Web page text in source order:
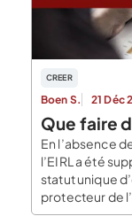
CREER
Boen S. 21 Déc
Que faire
En l’absence
l’EIRL a été
statut unique
protecteur de
Mais alors que